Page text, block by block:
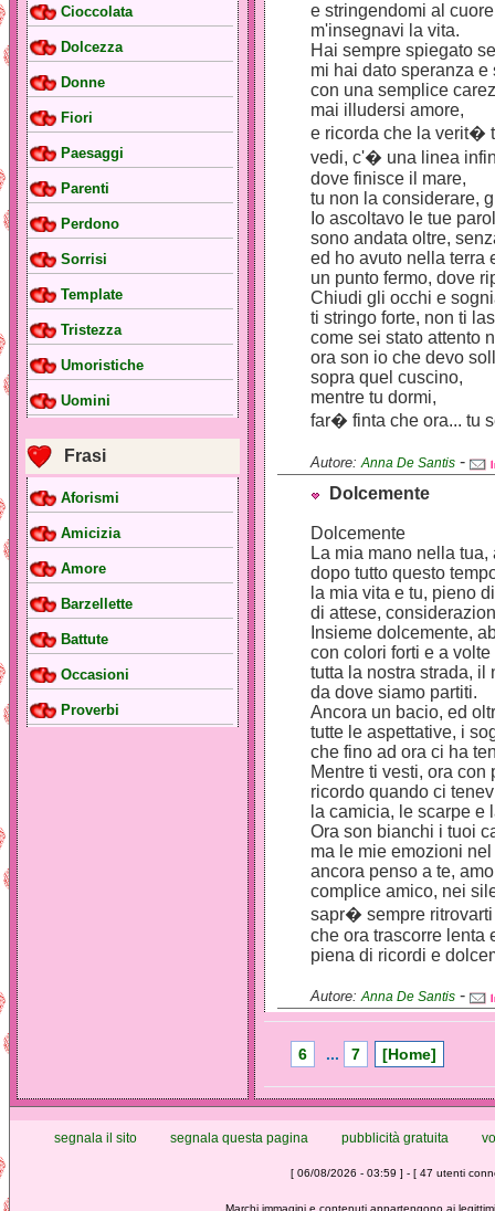
Cioccolata
Dolcezza
Donne
Fiori
Paesaggi
Parenti
Perdono
Sorrisi
Template
Tristezza
Umoristiche
Uomini
Frasi
Aforismi
Amicizia
Amore
Barzellette
Battute
Occasioni
Proverbi
e stringendomi al cuore
m'insegnavi la vita.
Hai sempre spiegato
mi hai dato speranza e
con una semplice
mai illudersi amore,
e ricorda che la verit�
vedi, c'� una linea
dove finisce il mare,
tu non la considerare,
Io ascoltavo le tue
sono andata oltre,
ed ho avuto nella terra
un punto fermo, dove
Chiudi gli occhi e
ti stringo forte, non ti
come sei stato attento
ora son io che devo
sopra quel cuscino,
mentre tu dormi,
far� finta che ora... tu
Autore:Anna De Santis -
Dolcemente
Dolcemente
La mia mano nella tua,
dopo tutto questo
la mia vita e tu, pieno
di attese,
Insieme dolcemente,
con colori forti e a
tutta la nostra strada, il
da dove siamo partiti.
Ancora un bacio, ed
tutte le aspettative, i
che fino ad ora ci ha
Mentre ti vesti, ora con
ricordo quando ci
la camicia, le scarpe e
Ora son bianchi i tuoi
ma le mie emozioni
ancora penso a te,
complice amico, nei
sapr� sempre
che ora trascorre lenta
piena di ricordi e
Autore:Anna De Santis -
6 ... 7 [Home]
segnala il sito segnala questa pagina pubblicità gratuita
[ 06/08/2026 - 03:59 ] - [ 47 utenti
Marchi immagini e contenuti appartengono ai